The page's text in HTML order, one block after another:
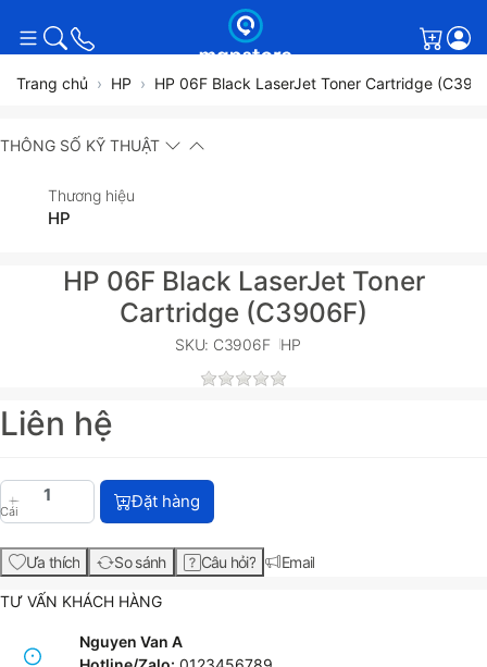
Giỏ
Trang chủ HP HP 06F Black LaserJet Toner Cartridge
THÔNG SỐ KỸ THUẬT
Thương hiệu
HP
HP 06F Black LaserJet Toner
Cartridge (C3906F)
SKU: C3906F HP
Liên hệ
Cái
HP 06F Black LaserJet Toner Cartridge (C3906F)
Đặt hàng
Ưa thích So sánh Câu hỏi? Email
TƯ VẤN KHÁCH HÀNG
Nguyen Van A